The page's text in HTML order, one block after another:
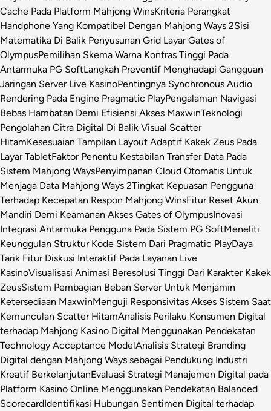
Cache Pada Platform Mahjong WinsKriteria Perangkat
Handphone Yang Kompatibel Dengan Mahjong Ways 2Sisi
Matematika Di Balik Penyusunan Grid Layar Gates of
OlympusPemilihan Skema Warna Kontras Tinggi Pada
Antarmuka PG SoftLangkah Preventif Menghadapi Gangguan
Jaringan Server Live KasinoPentingnya Synchronous Audio
Rendering Pada Engine Pragmatic PlayPengalaman Navigasi
Bebas Hambatan Demi Efisiensi Akses MaxwinTeknologi
Pengolahan Citra Digital Di Balik Visual Scatter
HitamKesesuaian Tampilan Layout Adaptif Kakek Zeus Pada
Layar TabletFaktor Penentu Kestabilan Transfer Data Pada
Sistem Mahjong WaysPenyimpanan Cloud Otomatis Untuk
Menjaga Data Mahjong Ways 2Tingkat Kepuasan Pengguna
Terhadap Kecepatan Respon Mahjong WinsFitur Reset Akun
Mandiri Demi Keamanan Akses Gates of OlympusInovasi
Integrasi Antarmuka Pengguna Pada Sistem PG SoftMeneliti
Keunggulan Struktur Kode Sistem Dari Pragmatic PlayDaya
Tarik Fitur Diskusi Interaktif Pada Layanan Live
KasinoVisualisasi Animasi Beresolusi Tinggi Dari Karakter Kakek
ZeusSistem Pembagian Beban Server Untuk Menjamin
Ketersediaan MaxwinMenguji Responsivitas Akses Sistem Saat
Kemunculan Scatter HitamAnalisis Perilaku Konsumen Digital
terhadap Mahjong Kasino Digital Menggunakan Pendekatan
Technology Acceptance ModelAnalisis Strategi Branding
Digital dengan Mahjong Ways sebagai Pendukung Industri
Kreatif BerkelanjutanEvaluasi Strategi Manajemen Digital pada
Platform Kasino Online Menggunakan Pendekatan Balanced
ScorecardIdentifikasi Hubungan Sentimen Digital terhadap